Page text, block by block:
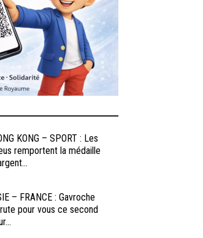
KONG – SPORT : Les
remportent la médaille
– FRANCE : Gavroche
pour vous ce second